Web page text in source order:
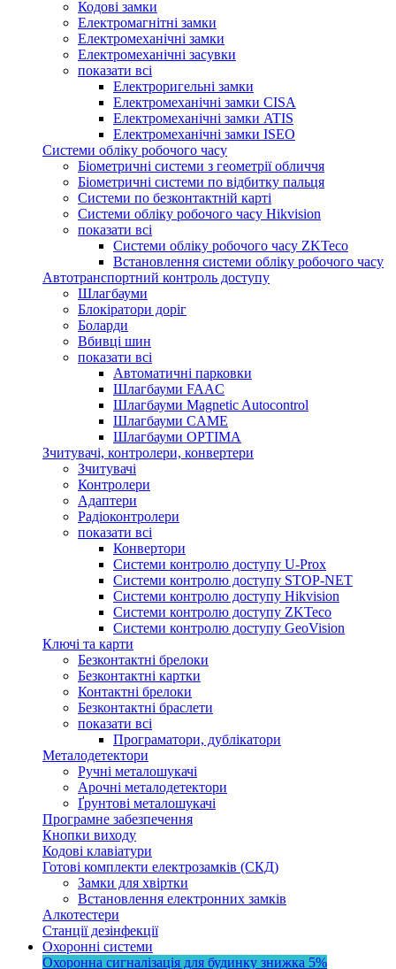
Кодові замки
Електромагнітні замки
Електромеханічні замки
Електромеханічні засувки
показати всі
Електроригельні замки
Електромеханічні замки CISA
Електромеханічні замки ATIS
Електромеханічні замки ISEO
Системи обліку робочого часу
Біометричні системи з геометрії обличчя
Біометричні системи по відбитку пальця
Системи по безконтактній карті
Системи обліку робочого часу Hikvision
показати всі
Системи обліку робочого часу ZKTeco
Встановлення системи обліку робочого часу
Автотранспортний контроль доступу
Шлагбауми
Блокіратори доріг
Боларди
Вбивці шин
показати всі
Автоматичні парковки
Шлагбауми FAAC
Шлагбауми Magnetic Autocontrol
Шлагбауми CAME
Шлагбауми OPTIMA
Зчитувачі, контролери, конвертери
Зчитувачі
Контролери
Адаптери
Радіоконтролери
показати всі
Конвертори
Системи контролю доступу U-Prox
Системи контролю доступу STOP-NET
Системи контролю доступу Hikvision
Системи контролю доступу ZKTeco
Системи контролю доступу GeoVision
Ключі та карти
Безконтактні брелоки
Безконтактні картки
Контактні брелоки
Безконтактні браслети
показати всі
Програматори, дублікатори
Металодетектори
Ручні металошукачі
Арочні металодетектори
Ґрунтові металошукачі
Програмне забезпечення
Кнопки виходу
Кодові клавіатури
Готові комплекти електрозамків (СКД)
Замки для хвіртки
Встановлення електронних замків
Алкотестери
Станції дезінфекції
Охоронні системи
Охоронна сигналізація для будинку знижка 5%